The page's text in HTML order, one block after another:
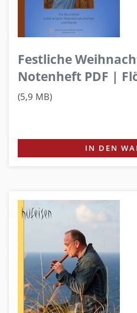
Festliche
Notenheft PDF |
(5,9 MB)
IN DEN